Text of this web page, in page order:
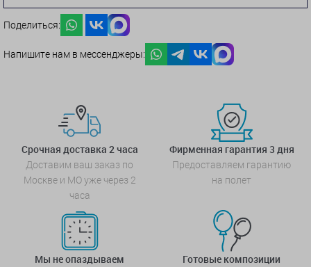
Поделиться:
Напишите нам в мессенджеры:
Срочная доставка 2 часа
Доставим ваш заказ по
Москве и МО уже через 2
часа
Фирменная гарантия 3 дня
Предоставляем гарантию
на полет
Мы не опаздываем
Готовые композиции